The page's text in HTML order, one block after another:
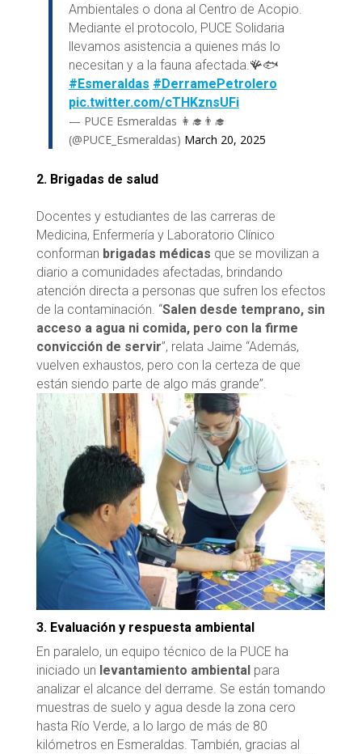
Ambientales o dona al Centro de Acopio.
Mediante el protocolo, PUCE Solidaria
llevamos asistencia a quienes más lo
necesitan y a la fauna afectada.🪸🐟
#Esmeraldas #DerramePetrolero
pic.twitter.com/cTHKznsUFi
— PUCE Esmeraldas 👩‍🎓👨‍🎓
(@PUCE_Esmeraldas) March 20, 2025
2. Brigadas de salud
Docentes y estudiantes de las carreras de
Medicina, Enfermería y Laboratorio Clínico
conforman brigadas médicas que se movilizan a
diario a comunidades afectadas, brindando
atención directa a personas que sufren los efectos
de la contaminación. “Salen desde temprano, sin
acceso a agua ni comida, pero con la firme
convicción de servir”, relata Jaime “Además,
vuelven exhaustos, pero con la certeza de que
están siendo parte de algo más grande”.
3. Evaluación y respuesta ambiental
En paralelo, un equipo técnico de la PUCE ha
iniciado un levantamiento ambiental para
analizar el alcance del derrame. Se están tomando
muestras de suelo y agua desde la zona cero
hasta Río Verde, a lo largo de más de 80
kilómetros en Esmeraldas. También, gracias al